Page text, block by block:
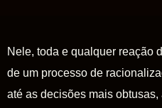
Nele, toda e qualquer reação
de um processo de
até as decisões mais